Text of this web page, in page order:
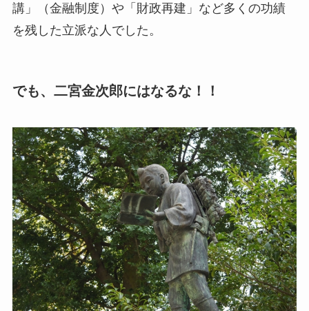
講」（金融制度）や「財政再建」など多くの功績
を残した立派な人でした。
でも、二宮金次郎にはなるな！！